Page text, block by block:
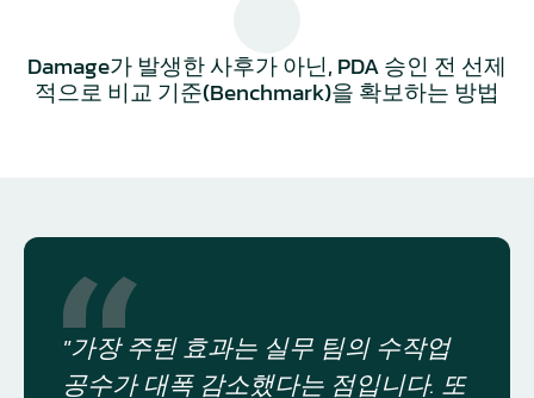
Damage가 발생한 사후가 아닌, PDA 승인 전 선제
적으로 비교 기준(Benchmark)을 확보하는 방법
"가장 주된 효과는 실무 팀의 수작업
공수가 대폭 감소했다는 점입니다. 또